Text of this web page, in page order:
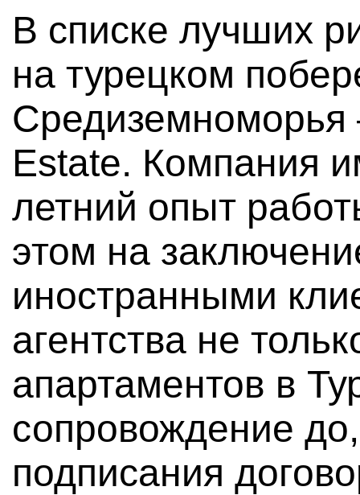
В списке лучших
на турецком
Средиземноморья
Estate. Компания
летний опыт
этом на
иностранными
агентства не
апартаментов в
сопровождение
подписания